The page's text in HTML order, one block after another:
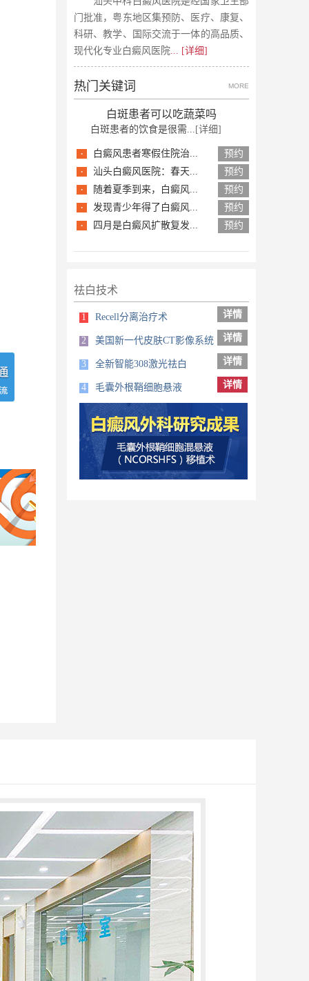
门批准，粤东地区集预防、医疗、康复、
科研、教学、国际交流于一体的高品质、
现代化专业白癜风医院... [详细]
热门关键词 MORE
白斑患者可以吃蔬菜吗
白斑患者的饮食是很需... [详细]
· 白癜风患者寒假住院治... 预约
· 汕头白癜风医院：春天... 预约
· 随着夏季到来，白癜风... 预约
· 发现青少年得了白癜风... 预约
· 四月是白癜风扩散复发... 预约
祛白技术
1 Recell分离治疗术 详情
2 美国新一代皮肤CT影像系统 详情
3 全新智能308激光祛白 详情
4 毛囊外根鞘细胞悬液 详情